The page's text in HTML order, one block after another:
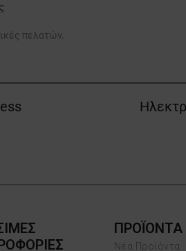
πελατών.
ΠΡΟΪΌΝΤΑ
Νέα Προϊόντα